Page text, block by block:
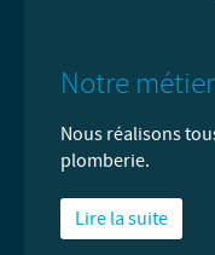
Notre métier
Nous réalisons
plomberie.
Lire la suite